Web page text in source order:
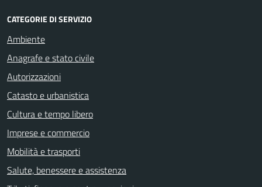
CATEGORIE DI SERVIZIO
Ambiente
Anagrafe e stato civile
Autorizzazioni
Catasto e urbanistica
Cultura e tempo libero
Imprese e commercio
Mobilità e trasporti
Salute, benessere e assistenza